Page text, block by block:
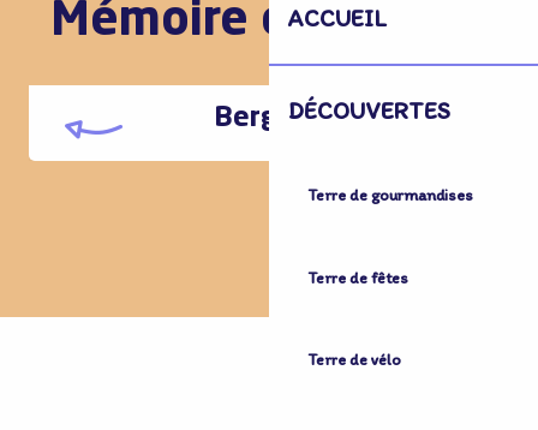
ACCUEIL
DÉCOUVERTES
Terre de gourmandises
Terre de fêtes
Terre de vélo
Mémoire de pierres
Bergues